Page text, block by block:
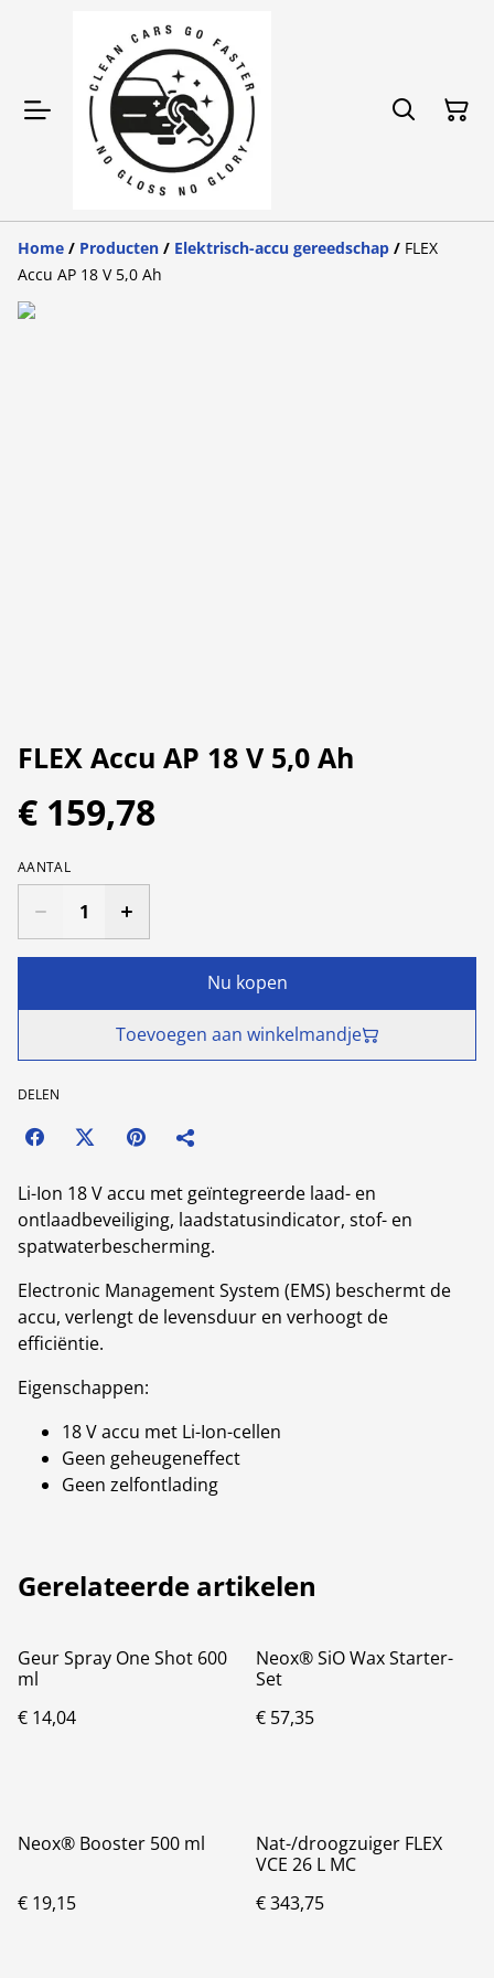
Home / Producten / Elektrisch-accu gereedschap / FLEX
Accu AP 18 V 5,0 Ah
FLEX Accu AP 18 V 5,0 Ah
€ 159,78
AANTAL
Nu kopen
Toevoegen aan winkelmandje
DELEN
Li-Ion 18 V accu met geïntegreerde laad- en
ontlaadbeveiliging, laadstatusindicator, stof- en
spatwaterbescherming.
Electronic Management System (EMS) beschermt de
accu, verlengt de levensduur en verhoogt de
efficiëntie.
Eigenschappen:
18 V accu met Li-Ion-cellen
Geen geheugeneffect
Geen zelfontlading
Gerelateerde artikelen
Geur Spray One Shot 600
ml
€ 14,04
Neox® SiO Wax Starter-
Set
€ 57,35
Neox® Booster 500 ml
€ 19,15
Nat-/droogzuiger FLEX
VCE 26 L MC
€ 343,75